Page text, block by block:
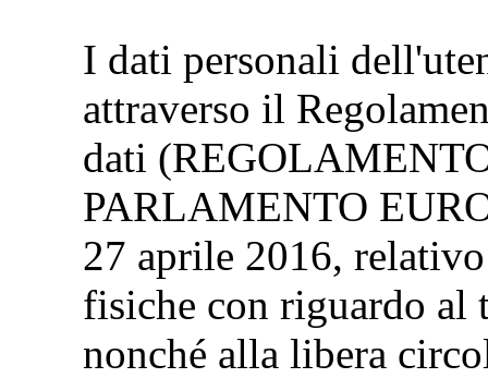
I dati personali
attraverso il
dati
PARLAMENTO
27 aprile 2016,
fisiche con riguardo al
nonché alla libera